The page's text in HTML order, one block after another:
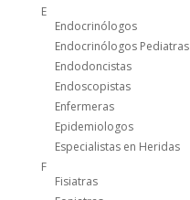
E
Endocrinólogos
Endocrinólogos Pediatras
Endodoncistas
Endoscopistas
Enfermeras
Epidemiologos
Especialistas en Heridas
F
Fisiatras